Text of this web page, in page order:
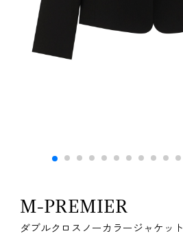
M-PREMIER
ダブルクロスノーカラージャケット